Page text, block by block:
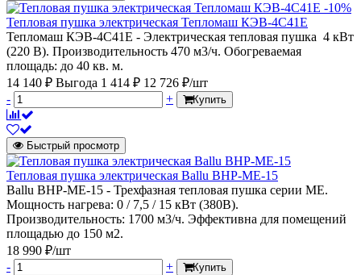
-10%
Тепловая пушка электрическая Тепломаш КЭВ-4С41Е
Тепломаш КЭВ-4С41Е - Электрическая тепловая пушка 4 кВт
(220 В). Производительность 470 м3/ч. Обогреваемая
площадь: до 40 кв. м.
14 140 ₽ Выгода 1 414 ₽ 12 726 ₽/шт
-
+ Купить
Быстрый просмотр
Тепловая пушка электрическая Ballu BHP-ME-15
Ballu BHP-ME-15 - Трехфазная тепловая пушка серии МЕ.
Мощность нагрева: 0 / 7,5 / 15 кВт (380В).
Производительность: 1700 м3/ч. Эффективна для помещений
площадью до 150 м2.
18 990 ₽/шт
-
+ Купить